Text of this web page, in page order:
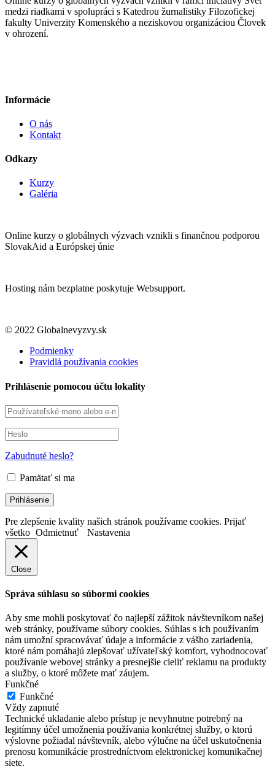
medzi riadkami v spolupráci s Katedrou žurnalistiky Filozofickej
fakulty Univerzity Komenského a neziskovou organizáciou Človek
v ohrození.
Informácie
O nás
Kontakt
Odkazy
Kurzy
Galéria
Online kurzy o globálnych výzvach vznikli s finančnou podporou
SlovakAid a Európskej únie
Hosting nám bezplatne poskytuje Websupport.
© 2022 Globalnevyzvy.sk
Podmienky
Pravidlá používania cookies
Prihlásenie pomocou účtu lokality
Zabudnuté heslo?
Pamätať si ma
Pre zlepšenie kvality našich stránok používame cookies. Prijať
všetko Odmietnuť Nastavenia
Close
Správa súhlasu so súbormi cookies
Aby sme mohli poskytovať čo najlepší zážitok návštevníkom našej
web stránky, používame súbory cookies. Súhlas s ich používaním
nám umožní spracovávať údaje a informácie z vášho zariadenia,
ktoré nám pomáhajú zlepšovať užívateľský komfort, vyhodnocovať
používanie webovej stránky a presnejšie cieliť reklamu na produkty
a služby, o ktoré môžete mať záujem.
Funkčné
Funkčné
Vždy zapnuté
Technické ukladanie alebo prístup je nevyhnutne potrebný na
legitímny účel umožnenia používania konkrétnej služby, o ktorú
výslovne požiadal návštevník, alebo výlučne na účel uskutočnenia
prenosu komunikácie prostredníctvom elektronickej komunikačnej
siete.